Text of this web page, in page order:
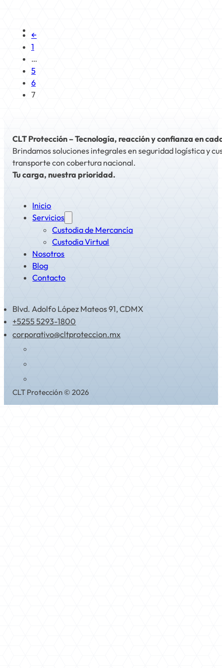
←
1
…
5
6
7
CLT Protección – Tecnología, reacción y confianza en
Brindamos soluciones integrales en seguridad logística y
transporte con cobertura nacional.
Tu carga, nuestra prioridad.
Inicio
Servicios
Custodia de Mercancía
Custodia Virtual
Nosotros
Blog
Contacto
Blvd. Adolfo López Mateos 91, CDMX
+5255 5293-1800
corporativo@cltproteccion.mx
CLT Protección © 2026